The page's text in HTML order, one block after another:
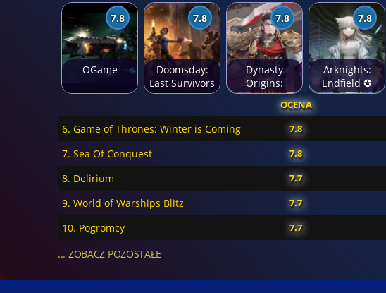
7.8
OGame
7.8
Doomsday:
Last Survivors
7.8
Dynasty
Origins:
Pioneer
7.8
Arknights:
Endfield ✪
Anime świat
OCENA
6. Game of Thrones: Winter is Coming 7.8
7. Sea Of Conquest 7.8
8. Delirium 7.7
9. World of Warships Blitz 7.7
10. Pogromcy 7.7
... ZOBACZ POZOSTAŁE